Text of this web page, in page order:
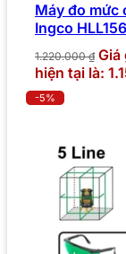
Máy đo mức
Ingco
1.220.000₫ Giá
hiện tại là:
-5%